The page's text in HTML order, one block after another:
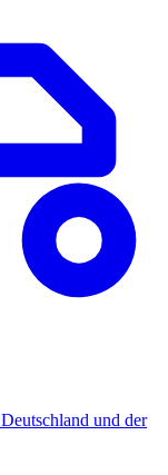
und der